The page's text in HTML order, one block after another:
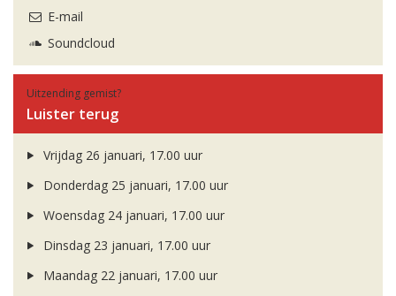
E-mail
Soundcloud
Uitzending gemist?
Luister terug
Vrijdag 26 januari, 17.00 uur
Donderdag 25 januari, 17.00 uur
Woensdag 24 januari, 17.00 uur
Dinsdag 23 januari, 17.00 uur
Maandag 22 januari, 17.00 uur